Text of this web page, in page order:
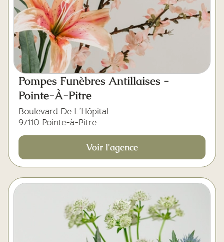
Pompes Funèbres Antillaises -
Pointe-À-Pitre
Boulevard De L’Hôpital
97110 Pointe-à-Pitre
Voir l'agence